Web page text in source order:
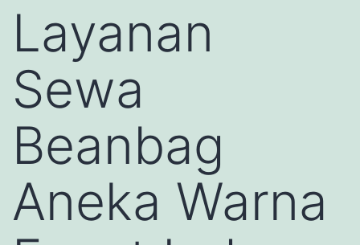
Layanan
Sewa
Beanbag
Aneka Warna